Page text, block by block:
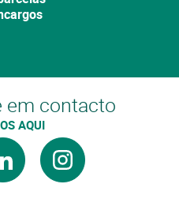
em contacto
AQUI
linkedin instagram